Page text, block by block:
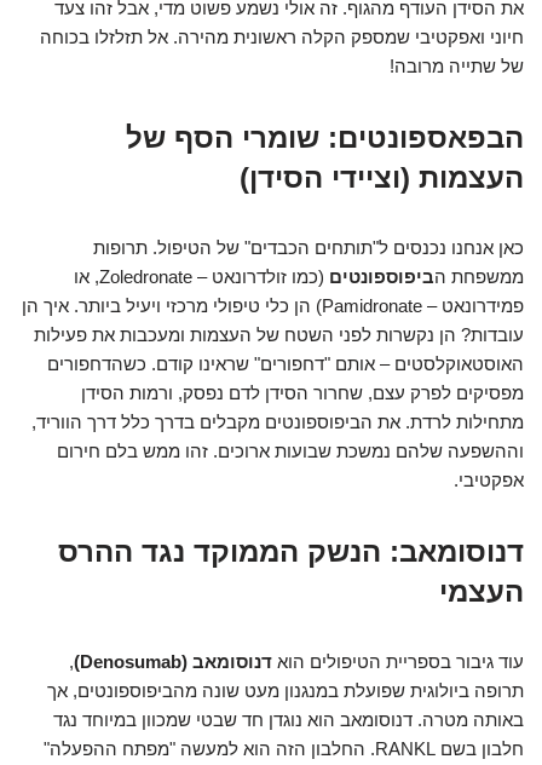
את הסידן העודף מהגוף. זה אולי נשמע פשוט מדי, אבל זהו צעד
חיוני ואפקטיבי שמספק הקלה ראשונית מהירה. אל תזלזלו בכוחה
של שתייה מרובה!
הבפאספונטים: שומרי הסף של
העצמות (וציידי הסידן)
כאן אנחנו נכנסים ל"תותחים הכבדים" של הטיפול. תרופות
ממשפחת הביפוספונטים
(כמו זולדרונאט – Zoledronate, או
פמידרונאט – Pamidronate) הן כלי טיפולי מרכזי ויעיל ביותר. איך הן
עובדות? הן נקשרות לפני השטח של העצמות ומעכבות את פעילות
האוסטאוקלסטים – אותם "דחפורים" שראינו קודם. כשהדחפורים
מפסיקים לפרק עצם, שחרור הסידן לדם נפסק, ורמות הסידן
מתחילות לרדת. את הביפוספונטים מקבלים בדרך כלל דרך הווריד,
וההשפעה שלהם נמשכת שבועות ארוכים. זהו ממש בלם חירום
אפקטיבי.
דנוסומאב: הנשק הממוקד נגד ההרס
העצמי
עוד גיבור בספריית הטיפולים הוא דנוסומאב (Denosumab)
,
תרופה ביולוגית שפועלת במנגנון מעט שונה מהביפוספונטים, אך
באותה מטרה. דנוסומאב הוא נוגדן חד שבטי שמכוון במיוחד נגד
חלבון בשם RANKL. החלבון הזה הוא למעשה "מפתח ההפעלה"